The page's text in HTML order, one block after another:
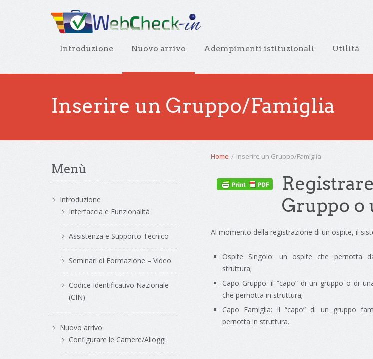
Introduzione Nuovo arrivo Adempimenti istituzionali Utilità
Inserire un Gruppo/Famiglia
Home / Inserire un Gruppo/Famiglia
Gruppo o
Al momento della registrazione di un ospite, il
Ospite Singolo: un ospite che pernotta
struttura;
Capo Gruppo: il “capo” di un gruppo o di
che pernotta in struttura;
Capo Famiglia: il “capo” di un gruppo
pernotta in struttura.
Menù
Introduzione
Interfaccia e Funzionalità
Assistenza e Supporto Tecnico
Seminari di Formazione – Video
Codice Identificativo Nazionale
(CIN)
Nuovo arrivo
Configurare le Camere/Alloggi